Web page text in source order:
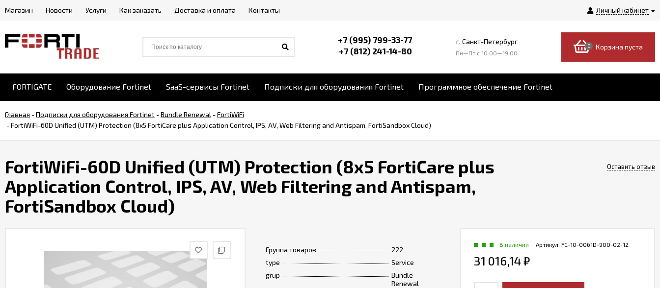
Личный кабинет
Магазин Новости Услуги Как заказать Доставка и оплата Контакты
+7 (995) 799-33-77
+7 (812) 241-14-80
г. Санкт-Петербург
Пн—Пт c 10:00—19:00
0 Корзина пуста
FORTIGATE Оборудование Fortinet SaaS-сервисы Fortinet Подписки для оборудования Fortinet Программное обеспечение Fortinet
Главная -Подписки для оборудования Fortinet -Bundle Renewal -FortiWiFi
-FortiWiFi-60D Unified (UTM) Protection (8x5 FortiCare plus Application Control, IPS, AV, Web Filtering and Antispam, FortiSandbox Cloud)
FortiWiFi-60D Unified (UTM) Protection (8x5 FortiCare plus
Application Control, IPS, AV, Web Filtering and Antispam,
FortiSandbox Cloud)
Оставить отзыв
Группа товаров
222
type
Service
grup
Bundle
Renewal
Артикул: FC-10-0061D-900-02-12
В наличии
31 016,14₽